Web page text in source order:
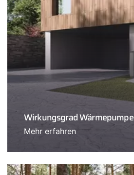
Wirkungsgrad Wärmepumpe
Mehr erfahren